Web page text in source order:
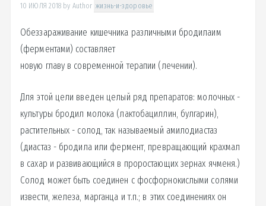
10 ИЮЛЯ 2018 by Author жизнь-и-здоровье
Обеззараживание кишечника различными бродилаим
(ферментами) составляет
новую главу в современной терапии (лечении).
Для этой цели введен целый ряд препаратов: молочных -
культуры бродил молока (лактобациллин, булгарин),
растительных - солод, так называемый амилодиастаз
(диастаз - бродила или фермент, превращающий крахмал
в сахар и развивающийся в проростающих зернах ячменя.)
Солод может быть соединен с фосфорнокислыми солями
извести, железа, марганца и т.п.; в этих соединениях он